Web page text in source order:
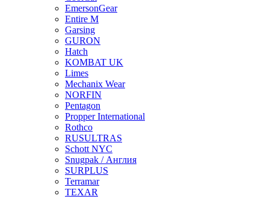
EmersonGear
Entire M
Garsing
GURON
Hatch
KOMBAT UK
Limes
Mechanix Wear
NORFIN
Pentagon
Propper International
Rothco
RUSULTRAS
Schott NYC
Snugpak / Англия
SURPLUS
Terramar
TEXAR